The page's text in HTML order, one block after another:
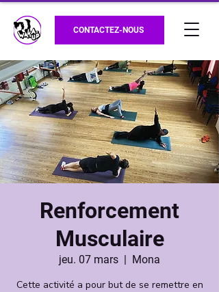
CONTACTEZ-NOUS
Renforcement
Musculaire
jeu. 07 mars
  |
Mona
Cette activité a pour but de se remettre en